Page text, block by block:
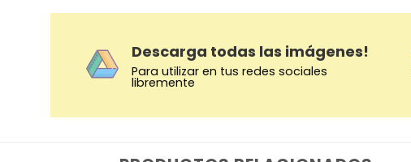
Descarga todas las imágenes!
Para utilizar en tus redes sociales
libremente